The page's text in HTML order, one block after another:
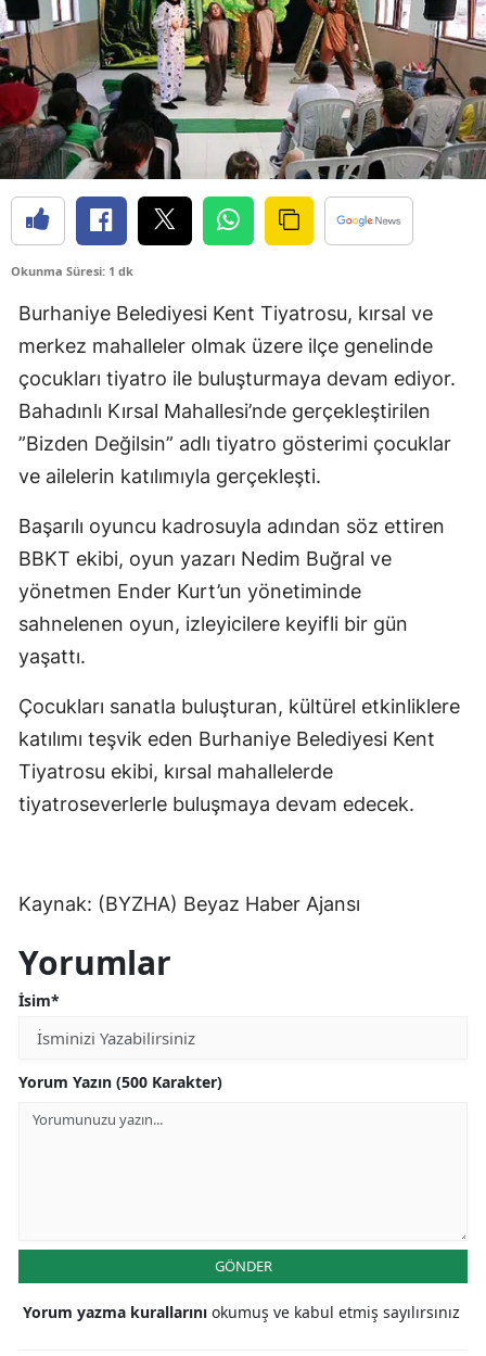
Okunma Süresi: 1 dk
Burhaniye Belediyesi Kent Tiyatrosu, kırsal ve
merkez mahalleler olmak üzere ilçe genelinde
çocukları tiyatro ile buluşturmaya devam ediyor.
Bahadınlı Kırsal Mahallesi’nde gerçekleştirilen
”Bizden Değilsin” adlı tiyatro gösterimi çocuklar
ve ailelerin katılımıyla gerçekleşti.
Başarılı oyuncu kadrosuyla adından söz ettiren
BBKT ekibi, oyun yazarı Nedim Buğral ve
yönetmen Ender Kurt’un yönetiminde
sahnelenen oyun, izleyicilere keyifli bir gün
yaşattı.
Çocukları sanatla buluşturan, kültürel etkinliklere
katılımı teşvik eden Burhaniye Belediyesi Kent
Tiyatrosu ekibi, kırsal mahallelerde
tiyatroseverlerle buluşmaya devam edecek.
Kaynak: (BYZHA) Beyaz Haber Ajansı
Yorumlar
İsim*
Yorum Yazın (500 Karakter)
GÖNDER
Yorum yazma kurallarını okumuş ve kabul etmiş sayılırsınız